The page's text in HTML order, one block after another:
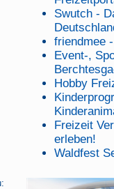
Swutch -
friendmee
Event-,
Hobby
Freizeit
erleben!
Waldfest